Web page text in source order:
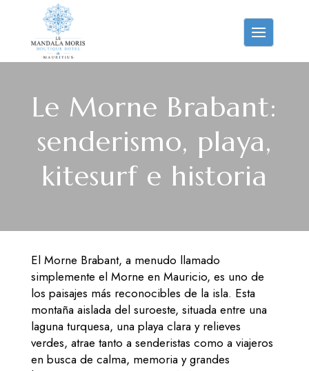
Le Morne Brabant:
senderismo, playa,
kitesurf e historia
El Morne Brabant, a menudo llamado
simplemente el Morne en Mauricio, es uno de
los paisajes más reconocibles de la isla. Esta
montaña aislada del suroeste, situada entre una
laguna turquesa, una playa clara y relieves
verdes, atrae tanto a senderistas como a viajeros
en busca de calma, memoria y grandes